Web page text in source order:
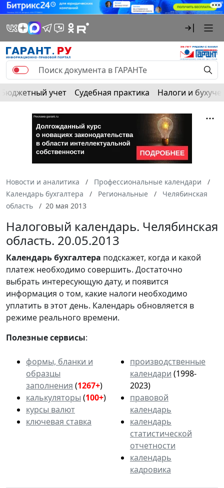
Бюджетный учет Судебная практика Налоги и
Новости и аналитика
Профессиональные календари
Календарь бухгалтера
Региональные
Челябинская
область
20 мая 2013
Налоговый календарь. Челябинская
область. 20.05.2013
Календарьбухгалтера подскажет, когда и какой
платеж необходимо совершить. Достаточно
выбрать интересующую дату, и появится
информация о том, какие налоги необходимо
уплатить в этот день. Календарь обновляется в
режиме реального времени.
Полезные сервисы:
формы, бланки и
образцы
заполнения (1267+)
калькуляторы (100+)
курсы валют
ключевая ставка
производственные
календари (1998-
2023)
правовой
календарь
календарь
статистической
отчетности
календарь
кадровика